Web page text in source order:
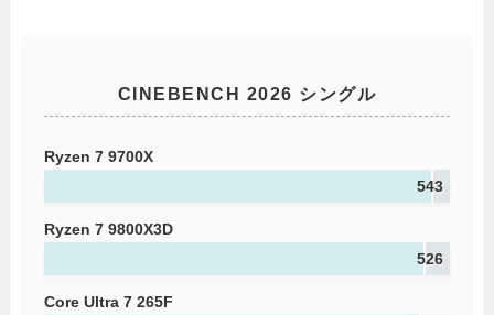
CINEBENCH 2026 シングル
Ryzen 7 9700X
543
Ryzen 7 9800X3D
526
Core Ultra 7 265F